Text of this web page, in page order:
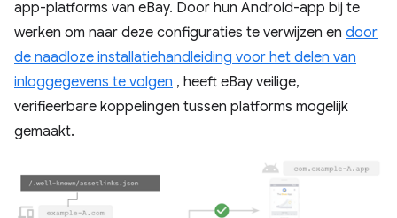
app-platforms van eBay. Door hun Android-app bij te
werken om naar deze configuraties te verwijzen en door
de naadloze installatiehandleiding voor het delen van
inloggegevens te volgen , heeft eBay veilige,
verifieerbare koppelingen tussen platforms mogelijk
gemaakt.